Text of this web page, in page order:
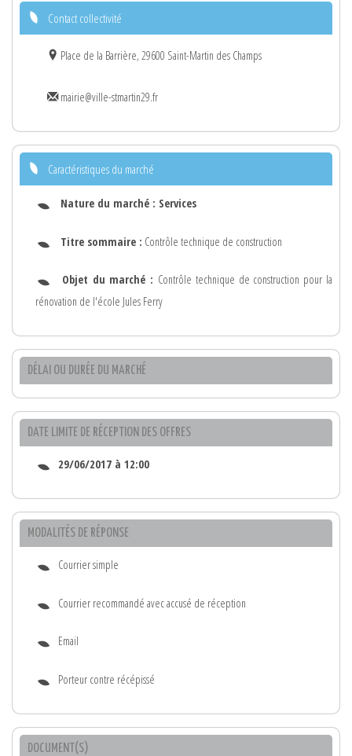
Contact collectivité
Place de la Barrière, 29600 Saint-Martin des Champs
mairie@ville-stmartin29.fr
Caractéristiques du marché
Nature du marché : Services
Titre sommaire : Contrôle technique de construction
Objet du marché : Contrôle technique de construction pour la
rénovation de l'école Jules Ferry
DÉLAI OU DURÉE DU MARCHÉ
DATE LIMITE DE RÉCEPTION DES OFFRES
29/06/2017 à 12:00
MODALITÉS DE RÉPONSE
Courrier simple
Courrier recommandé avec accusé de réception
Email
Porteur contre récépissé
DOCUMENT(S)